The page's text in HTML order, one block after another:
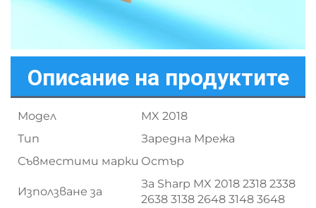
Описание на продуктите
Модел
MX 2018
Тип
Заредна Мрежа
Съвместими марки Остър
Използване за
За Sharp MX 2018 2318 2338
2638 3138 2648 3148 3648